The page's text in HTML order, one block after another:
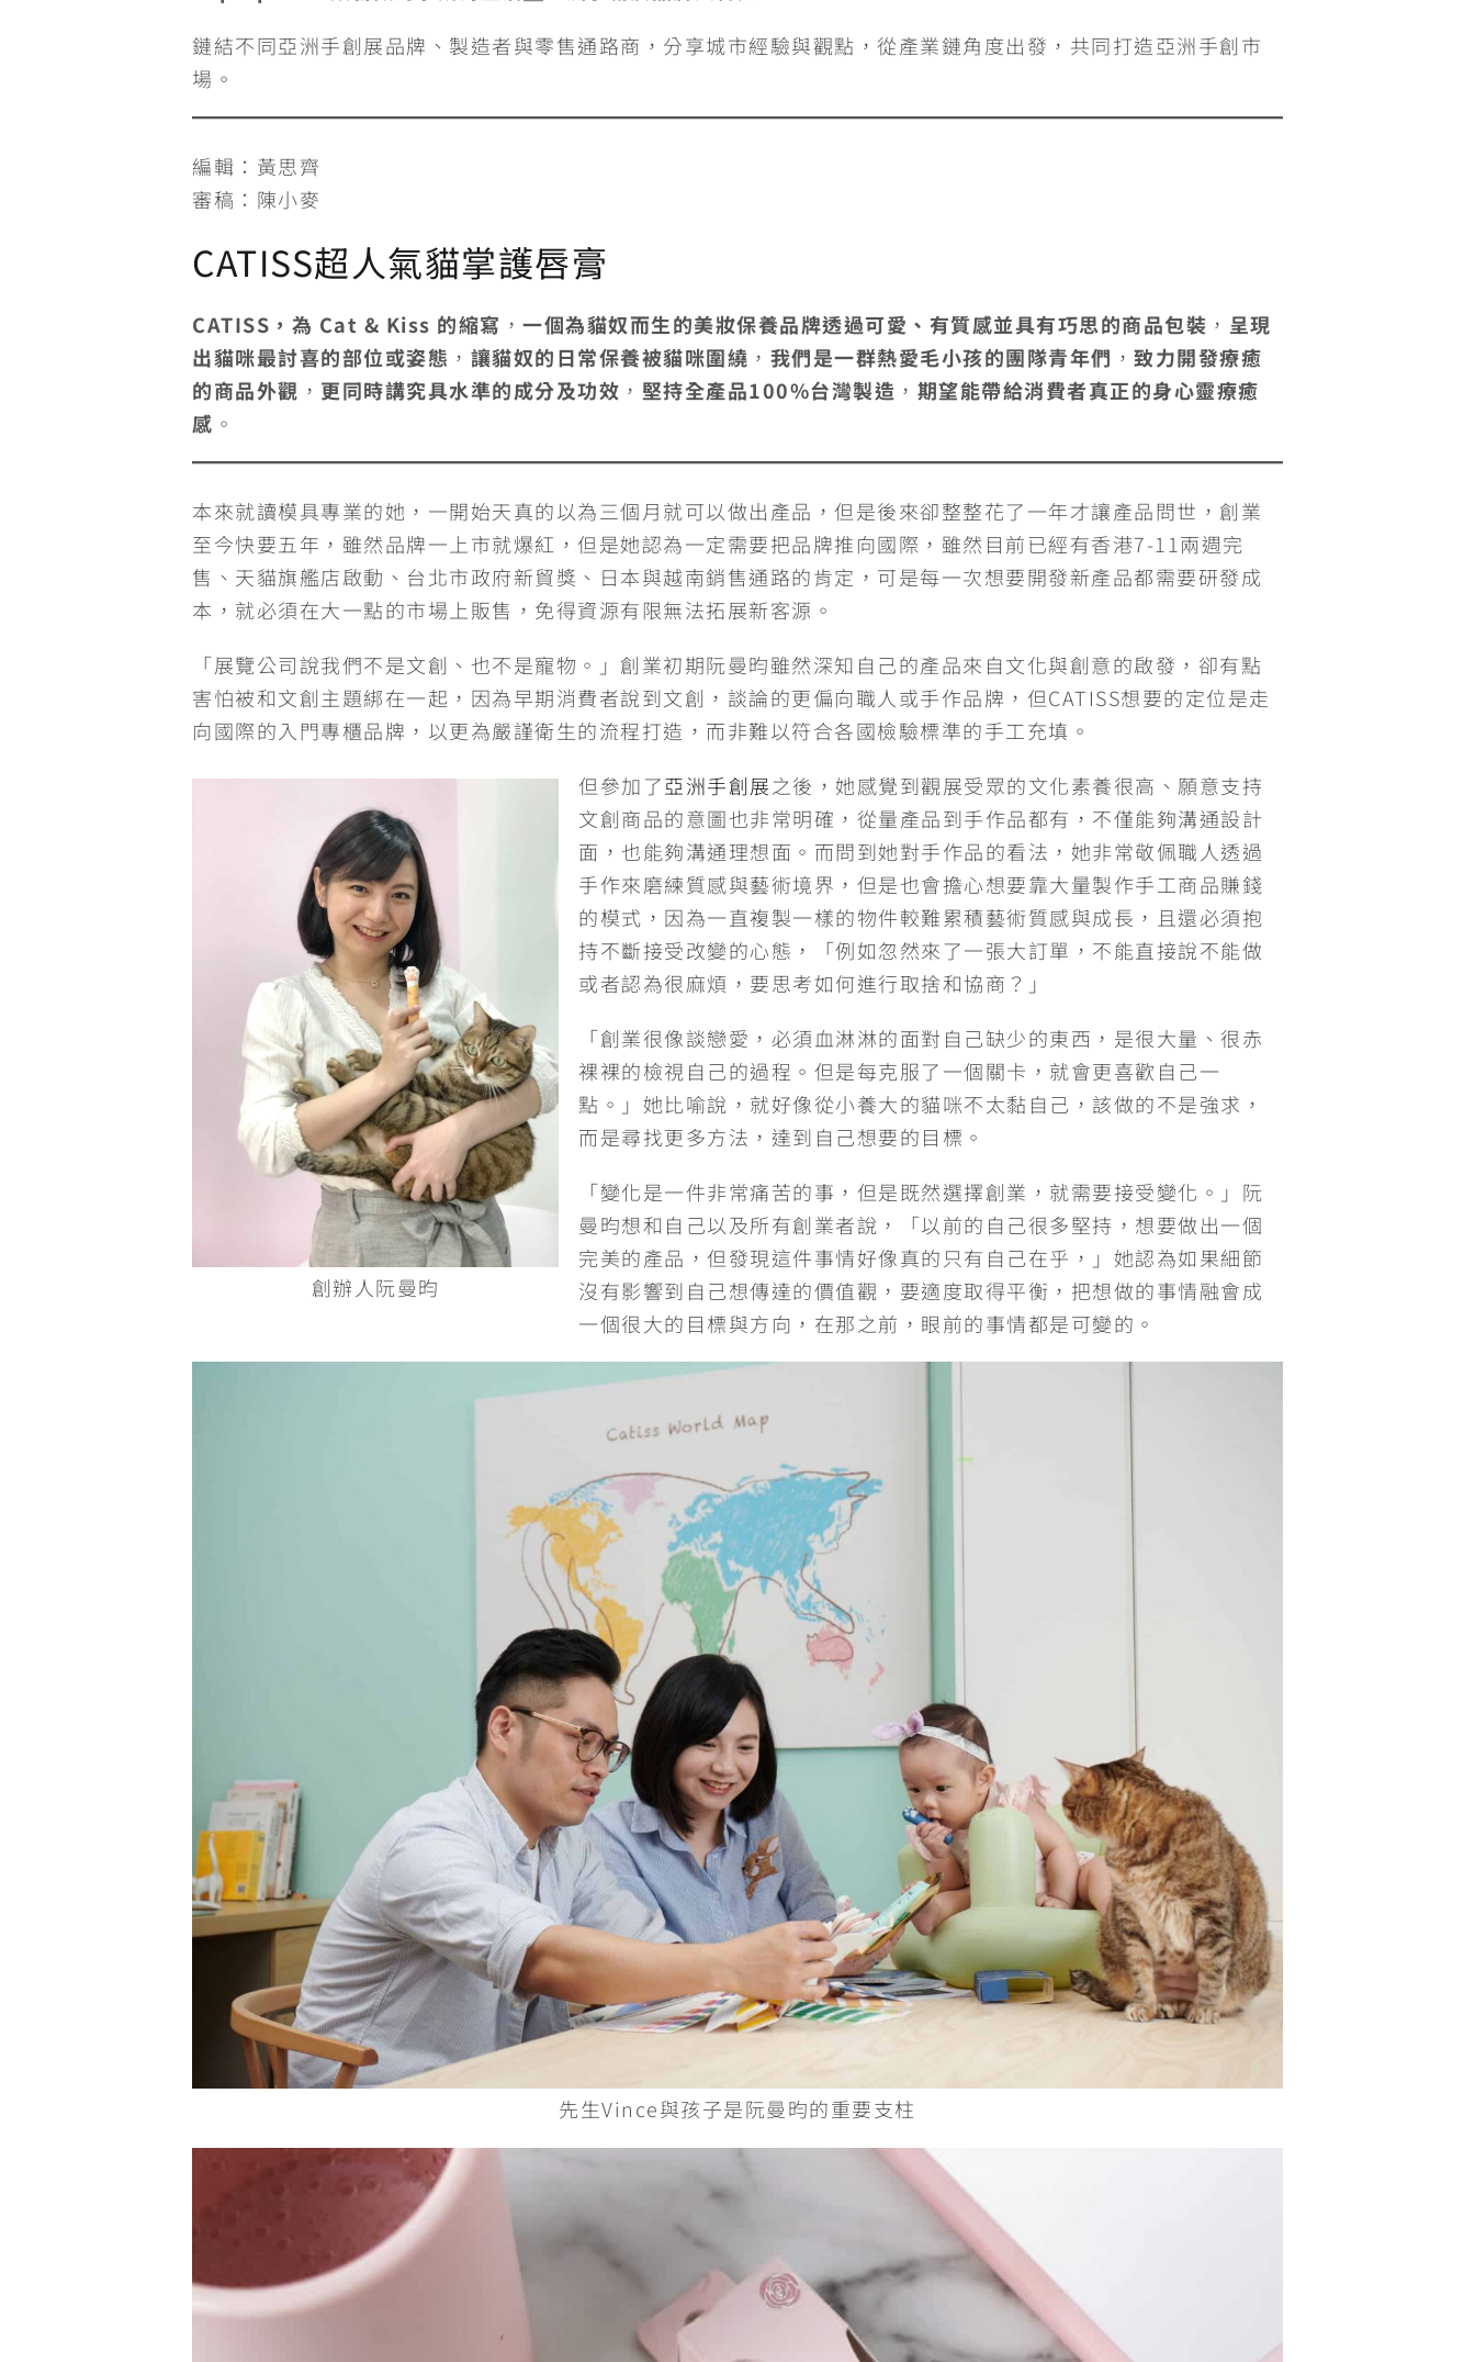
c
e
n
e
i
t
C
h
s
s
r
l
e
p
y
鏈結不同亞洲手創展品牌、製造者與零售通路商，分享城市經驗與觀點，從產業鏈角度出發，共同打造亞洲手創市
場。
編輯：黃思齊
審稿：陳小麥
CATISS超人氣貓掌護唇膏
CATISS，為 Cat & Kiss 的縮寫 ， 一個為貓奴而生的美妝保養品牌透過可愛、有質感並具有巧思的商品包裝 ， 呈現
出貓咪最討喜的部位或姿態 ， 讓貓奴的日常保養被貓咪圍繞 ， 我們是一群熱愛毛小孩的團隊青年們 ， 致力開發療癒
的商品外觀 ， 更同時講究具水準的成分及功效 ， 堅持全產品100%台灣製造 ， 期望能帶給消費者真正的身心靈療癒
感 。
本來就讀模具專業的她，一開始天真的以為三個月就可以做出產品，但是後來卻整整花了一年才讓產品問世，創業
至今快要五年，雖然品牌一上市就爆紅，但是她認為一定需要把品牌推向國際，雖然目前已經有香港7-11兩週完
售、天貓旗艦店啟動、台北市政府新貿獎、日本與越南銷售通路的肯定，可是每一次想要開發新產品都需要研發成
本，就必須在大一點的市場上販售，免得資源有限無法拓展新客源。
「展覽公司說我們不是文創、也不是寵物。」創業初期阮曼昀雖然深知自己的產品來自文化與創意的啟發，卻有點
害怕被和文創主題綁在一起，因為早期消費者說到文創，談論的更偏向職人或手作品牌，但CATISS想要的定位是走
向國際的入門專櫃品牌，以更為嚴謹衛生的流程打造，而非難以符合各國檢驗標準的手工充填。
創辦人阮曼昀
但參加了亞洲手創展之後，她感覺到觀展受眾的文化素養很高、願意支持
文創商品的意圖也非常明確，從量產品到手作品都有，不僅能夠溝通設計
面，也能夠溝通理想面。而問到她對手作品的看法，她非常敬佩職人透過
手作來磨練質感與藝術境界，但是也會擔心想要靠大量製作手工商品賺錢
的模式，因為一直複製一樣的物件較難累積藝術質感與成長，且還必須抱
持不斷接受改變的心態，「例如忽然來了一張大訂單，不能直接說不能做
或者認為很麻煩，要思考如何進行取捨和協商？」
「創業很像談戀愛，必須血淋淋的面對自己缺少的東西，是很大量、很赤
裸裸的檢視自己的過程。但是每克服了一個關卡，就會更喜歡自己一
點。」她比喻說，就好像從小養大的貓咪不太黏自己，該做的不是強求，
而是尋找更多方法，達到自己想要的目標。
「變化是一件非常痛苦的事，但是既然選擇創業，就需要接受變化。」阮
曼昀想和自己以及所有創業者說，「以前的自己很多堅持，想要做出一個
完美的產品，但發現這件事情好像真的只有自己在乎，」她認為如果細節
沒有影響到自己想傳達的價值觀，要適度取得平衡，把想做的事情融會成
一個很大的目標與方向，在那之前，眼前的事情都是可變的。
先生Vince與孩子是阮曼昀的重要支柱